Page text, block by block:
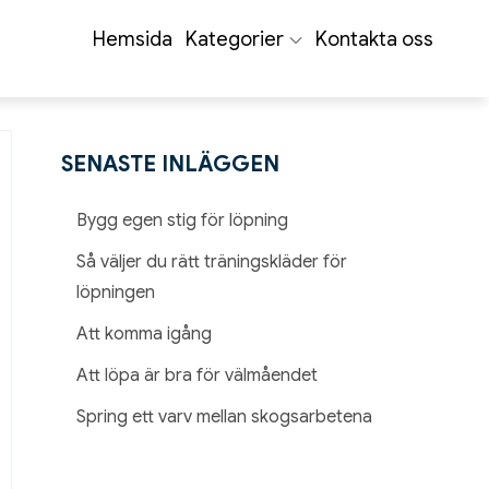
Hemsida Kategorier Kontakta oss
SENASTE INLÄGGEN
Bygg egen stig för löpning
Så väljer du rätt träningskläder för
löpningen
Att komma igång
Att löpa är bra för välmåendet
Spring ett varv mellan skogsarbetena